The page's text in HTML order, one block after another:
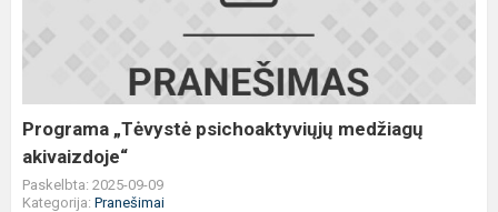
akivaizdoje“
Programa „Tėvystė psichoaktyviųjų medžiagų
akivaizdoje“
Paskelbta: 2025-09-09
Kategorija: Pranešimai